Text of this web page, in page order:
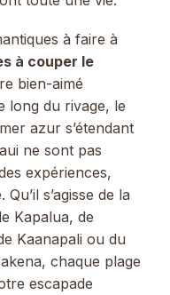
à faire à
à couper le
bien-aimé
long du rivage, le
azur s’étendant
ne sont pas
expériences,
s’agisse de la
Kapalua, de
Kaanapali ou du
chaque plage
escapade